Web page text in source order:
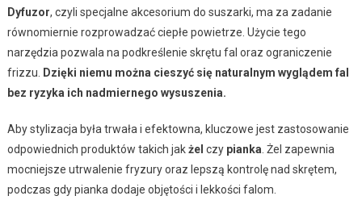
Dyfuzor, czyli specjalne akcesorium do suszarki, ma za zadanie
równomiernie rozprowadzać ciepłe powietrze. Użycie tego
narzędzia pozwala na podkreślenie skrętu fal oraz ograniczenie
frizzu.
Dzięki niemu można cieszyć się naturalnym wyglądem fal
bez ryzyka ich nadmiernego wysuszenia.
Aby stylizacja była trwała i efektowna, kluczowe jest zastosowanie
odpowiednich produktów takich jakżel czy pianka . Żel zapewnia
mocniejsze utrwalenie fryzury oraz lepszą kontrolę nad skrętem,
podczas gdy pianka dodaje objętości i lekkości falom.